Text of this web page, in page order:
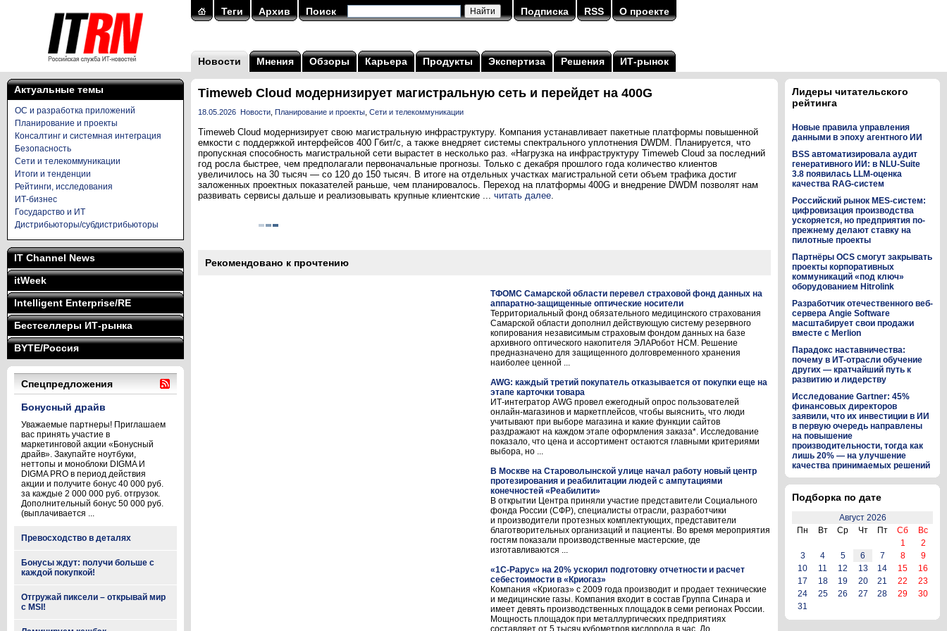
Теги Архив Поиск Подписка RSS О проекте
Новости Мнения Обзоры Карьера Продукты Экспертиза Решения ИТ-рынок
Актуальные темы
ОС и разработка приложений
Планирование и проекты
Консалтинг и системная интеграция
Безопасность
Сети и телекоммуникации
Итоги и тенденции
Рейтинги, исследования
ИТ-бизнес
Государство и ИТ
Дистрибьюторы/субдистрибьюторы
IT Channel News
itWeek
Intelligent Enterprise/RE
Бестселлеры ИТ-рынка
BYTE/Россия
Спецпредложения
Бонусный драйв
Уважаемые партнеры! Приглашаем
вас принять участие в
маркетинговой акции «Бонусный
драйв». Закупайте ноутбуки,
неттопы и моноблоки DIGMA И
DIGMA PRO в период действия
акции и получите бонус 40 000 руб.
за каждые 2 000 000 руб. отгрузок.
Дополнительный бонус 50 000 руб.
(выплачивается ...
Превосходство в деталях
Бонусы ждут: получи больше с
каждой покупкой!
Отгружай пиксели – открывай мир
с MSI!
Timeweb Cloud модернизирует магистральную сеть и перейдет на 400G
18.05.2026 Новости Планирование и проекты Сети и телекоммуникации
Timeweb Cloud модернизирует свою магистральную инфраструктуру. Компания устанавливает пакетные платформы повышенной
емкости с поддержкой интерфейсов 400 Гбит/с, а также внедряет системы спектрального уплотнения DWDM. Планируется, что
пропускная способность магистральной сети вырастет в несколько раз. «Нагрузка на инфраструктуру Timeweb Cloud за последний
год росла быстрее, чем предполагали первоначальные прогнозы. Только с декабря прошлого года количество клиентов
увеличилось на 30 тысяч — со 120 до 150 тысяч. В итоге на отдельных участках магистральной сети объем трафика достиг
заложенных проектных показателей раньше, чем планировалось. Переход на платформы 400G и внедрение DWDM позволят нам
развивать сервисы дальше и реализовывать крупные клиентские ... читать далее.
Рекомендовано к прочтению
ТФОМС Самарской области перевел страховой фонд данных на
аппаратно-защищенные оптические носители
Территориальный фонд обязательного медицинского страхования
Самарской области дополнил действующую систему резервного
копирования независимым страховым фондом данных на базе
архивного оптического накопителя ЭЛАРобот НСМ. Решение
предназначено для защищенного долговременного хранения
наиболее ценной ...
AWG: каждый третий покупатель отказывается от покупки еще на
этапе карточки товара
ИТ-интегратор AWG провел ежегодный опрос пользователей
онлайн-магазинов и маркетплейсов, чтобы выяснить, что люди
учитывают при выборе магазина и какие функции сайтов
раздражают на каждом этапе оформления заказа*. Исследование
показало, что цена и ассортимент остаются главными критериями
выбора, но ...
В Москве на Староволынской улице начал работу новый центр
протезирования и реабилитации людей с ампутациями
конечностей «Реабилити»
В открытии Центра приняли участие представители Социального
фонда России (СФР), специалисты отрасли, разработчики
и производители протезных комплектующих, представители
благотворительных организаций и пациенты. Во время мероприятия
гостям показали производственные мастерские, где
изготавливаются ...
«1С-Рарус» на 20% ускорил подготовку отчетности и расчет
себестоимости в «Криогаз»
Компания «Криогаз» с 2009 года производит и продает технические
и медицинские газы. Компания входит в состав Группа Синара и
имеет девять производственных площадок в семи регионах России.
Мощность площадок при металлургических предприятиях
составляет от 5 тысяч кубометров кислорода в час. До ...
Лидеры читательского
рейтинга
Новые правила управления
данными в эпоху агентного ИИ
BSS автоматизировала аудит
генеративного ИИ: в NLU-Suite
3.8 появилась LLM-оценка
качества RAG-систем
Российский рынок MES-систем:
цифровизация производства
ускоряется, но предприятия по-
прежнему делают ставку на
пилотные проекты
Партнёры OCS смогут закрывать
проекты корпоративных
коммуникаций «под ключ»
оборудованием Hitrolink
Разработчик отечественного веб-
сервера Angie Software
масштабирует свои продажи
вместе с Merlion
Парадокс наставничества:
почему в ИТ-отрасли обучение
других — кратчайший путь к
развитию и лидерству
Исследование Gartner: 45%
финансовых директоров
заявили, что их инвестиции в ИИ
в первую очередь направлены
на повышение
производительности, тогда как
лишь 20% — на улучшение
качества принимаемых решений
Подборка по дате
Август 2026
Пн
Вт Ср Чт Пт Сб
Вс
1
2
3
4 5 6 7 8
9
10
11 12 13 14 15
16
17
18 19 20 21 22
23
24
25 26 27 28 29
30
31